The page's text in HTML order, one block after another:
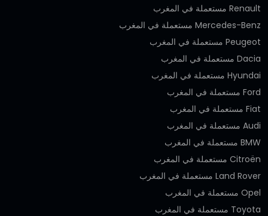
Renault مستعملة في المغرب
Mercedes-Benz مستعملة في المغرب
Peugeot مستعملة في المغرب
Dacia مستعملة في المغرب
Hyundai مستعملة في المغرب
Ford مستعملة في المغرب
Fiat مستعملة في المغرب
Audi مستعملة في المغرب
BMW مستعملة في المغرب
Citroën مستعملة في المغرب
Land Rover مستعملة في المغرب
Opel مستعملة في المغرب
Toyota مستعملة في المغرب